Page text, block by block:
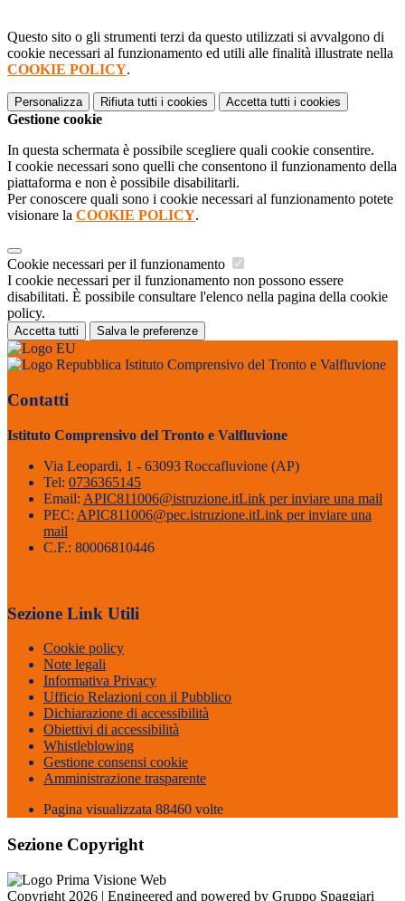
Questo sito o gli strumenti terzi da questo utilizzati si avvalgono di
cookie necessari al funzionamento ed utili alle finalità illustrate nella
COOKIE POLICY.
Personalizza Rifiuta tutti i cookies Accetta tutti i cookies
Gestione cookie
In questa schermata è possibile scegliere quali cookie consentire.
I cookie necessari sono quelli che consentono il funzionamento della
piattaforma e non è possibile disabilitarli.
Per conoscere quali sono i cookie necessari al funzionamento potete
visionare la COOKIE POLICY.
Cookie necessari per il funzionamento
I cookie necessari per il funzionamento non possono essere
disabilitati. È possibile consultare l'elenco nella pagina della cookie
policy.
Accetta tutti Salva le preferenze
Istituto Comprensivo del Tronto e Valfluvione
Contatti
Istituto Comprensivo del Tronto e Valfluvione
Via Leopardi, 1 - 63093 Roccafluvione (AP)
Tel: 0736365145
Email: APIC811006@istruzione.itLink per inviare una mail
PEC: APIC811006@pec.istruzione.itLink per inviare una
mail
C.F.: 80006810446
Sezione Link Utili
Cookie policy
Note legali
Informativa Privacy
Ufficio Relazioni con il Pubblico
Dichiarazione di accessibilità
Obiettivi di accessibilità
Whistleblowing
Gestione consensi cookie
Amministrazione trasparente
Pagina visualizzata 88460 volte
Sezione Copyright
Copyright 2026 | Engineered and powered by Gruppo Spaggiari